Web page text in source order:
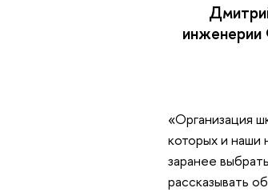
«Организация
которых и наши
заранее
рассказывать